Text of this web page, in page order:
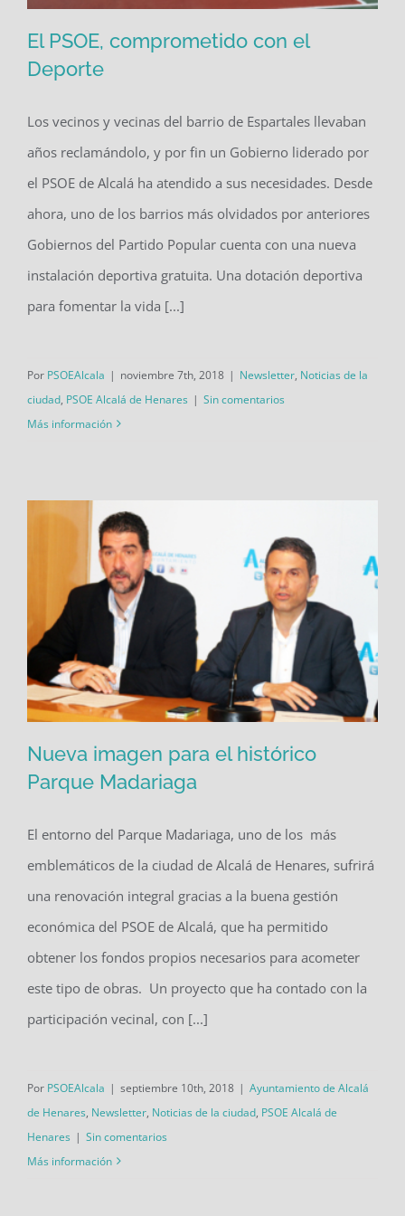
El PSOE, comprometido con el
Deporte
El PSOE, comprometido con el
Deporte
Los vecinos y vecinas del barrio de Espartales llevaban
años reclamándolo, y por fin un Gobierno liderado por
el PSOE de Alcalá ha atendido a sus necesidades. Desde
ahora, uno de los barrios más olvidados por anteriores
Gobiernos del Partido Popular cuenta con una nueva
instalación deportiva gratuita. Una dotación deportiva
para fomentar la vida [...]
Por PSOEAlcala | noviembre 7th, 2018 | Newsletter, Noticias de la
ciudad, PSOE Alcalá de Henares | Sin comentarios
Más información
Nueva imagen para el histórico
Parque Madariaga
Nueva imagen para el histórico
Parque Madariaga
El entorno del Parque Madariaga, uno de los más
emblemáticos de la ciudad de Alcalá de Henares, sufrirá
una renovación integral gracias a la buena gestión
económica del PSOE de Alcalá, que ha permitido
obtener los fondos propios necesarios para acometer
este tipo de obras. Un proyecto que ha contado con la
participación vecinal, con [...]
Por PSOEAlcala | septiembre 10th, 2018 | Ayuntamiento de Alcalá
de Henares, Newsletter, Noticias de la ciudad, PSOE Alcalá de
Henares | Sin comentarios
Más información